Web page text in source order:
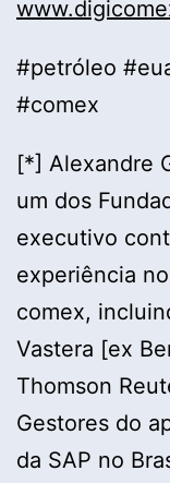
#petróleo
#comex
[*] Alexandre
um dos
executivo
experiência
comex,
Vastera [ex
Thomson
Gestores do
da SAP no